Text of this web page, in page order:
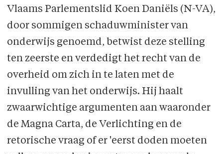
Vlaams Parlementslid Koen Daniëls (N-VA),
door sommigen schaduwminister van
onderwijs genoemd, betwist deze stelling
ten zeerste en verdedigt het recht van de
overheid om zich in te laten met de
invulling van het onderwijs. Hij haalt
zwaarwichtige argumenten aan waaronder
de Magna Carta, de Verlichting en de
retorische vraag of er 'eerst doden moeten